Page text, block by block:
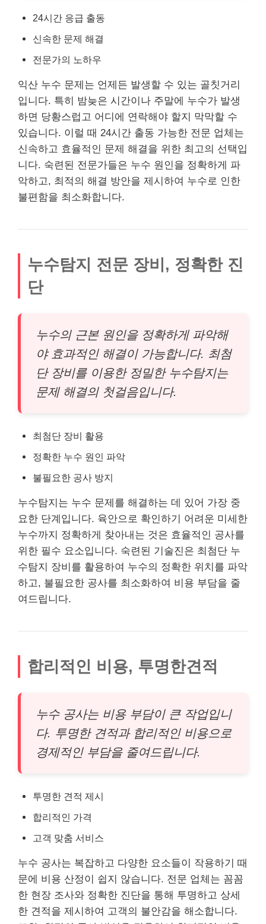
24시간 응급 출동
신속한 문제 해결
전문가의 노하우
익산 누수 문제는 언제든 발생할 수 있는 골칫거리
입니다. 특히 밤늦은 시간이나 주말에 누수가 발생
하면 당황스럽고 어디에 연락해야 할지 막막할 수
있습니다. 이럴 때 24시간 출동 가능한 전문 업체는
신속하고 효율적인 문제 해결을 위한 최고의 선택입
니다. 숙련된 전문가들은 누수 원인을 정확하게 파
악하고, 최적의 해결 방안을 제시하여 누수로 인한
불편함을 최소화합니다.
누수탐지 전문 장비, 정확한 진
단
누수의 근본 원인을 정확하게 파악해
야 효과적인 해결이 가능합니다. 최첨
단 장비를 이용한 정밀한 누수탐지는
문제 해결의 첫걸음입니다.
최첨단 장비 활용
정확한 누수 원인 파악
불필요한 공사 방지
누수탐지는 누수 문제를 해결하는 데 있어 가장 중
요한 단계입니다. 육안으로 확인하기 어려운 미세한
누수까지 정확하게 찾아내는 것은 효율적인 공사를
위한 필수 요소입니다. 숙련된 기술진은 최첨단 누
수탐지 장비를 활용하여 누수의 정확한 위치를 파악
하고, 불필요한 공사를 최소화하여 비용 부담을 줄
여드립니다.
합리적인 비용, 투명한견적
누수 공사는 비용 부담이 큰 작업입니
다. 투명한 견적과 합리적인 비용으로
경제적인 부담을 줄여드립니다.
투명한 견적 제시
합리적인 가격
고객 맞춤 서비스
누수 공사는 복잡하고 다양한 요소들이 작용하기 때
문에 비용 산정이 쉽지 않습니다. 전문 업체는 꼼꼼
한 현장 조사와 정확한 진단을 통해 투명하고 상세
한 견적을 제시하여 고객의 불안감을 해소합니다.